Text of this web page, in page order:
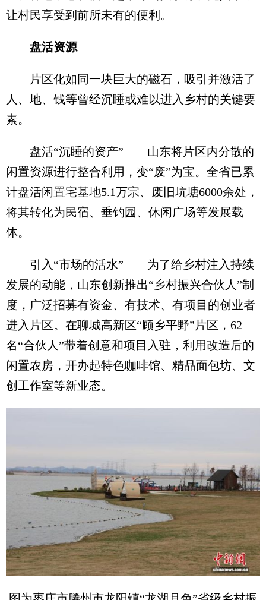
让村民享受到前所未有的便利。
盘活资源
片区化如同一块巨大的磁石，吸引并激活了
人、地、钱等曾经沉睡或难以进入乡村的关键要
素。
盘活“沉睡的资产”——山东将片区内分散的
闲置资源进行整合利用，变“废”为宝。全省已累
计盘活闲置宅基地5.1万宗、废旧坑塘6000余处，
将其转化为民宿、垂钓园、休闲广场等发展载
体。
引入“市场的活水”——为了给乡村注入持续
发展的动能，山东创新推出“乡村振兴合伙人”制
度，广泛招募有资金、有技术、有项目的创业者
进入片区。在聊城高新区“顾乡平野”片区，62
名“合伙人”带着创意和项目入驻，利用改造后的
闲置农房，开办起特色咖啡馆、精品面包坊、文
创工作室等新业态。